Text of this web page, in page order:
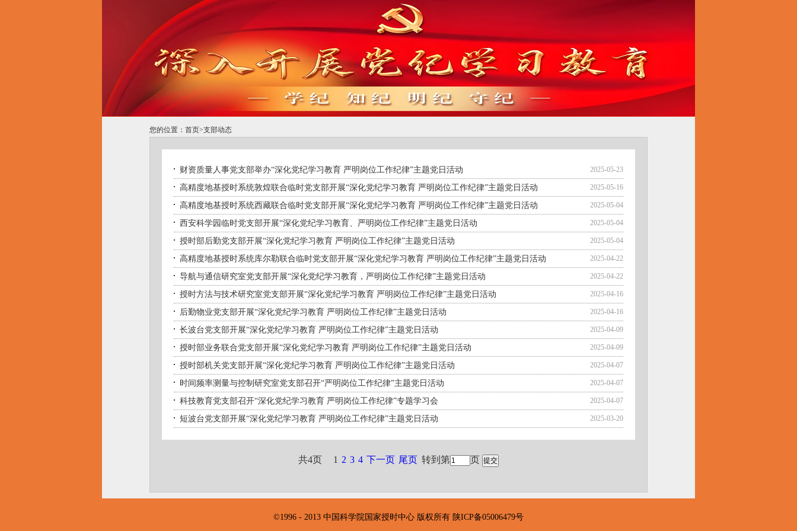
您的位置： 首页>支部动态
2025-05-23
财资质量人事党支部举办“深化党纪学习教育 严明岗位工作纪律”主题党日活动
2025-05-16
高精度地基授时系统敦煌联合临时党支部开展“深化党纪学习教育 严明岗位工作纪律”主题党日活动
2025-05-04
高精度地基授时系统西藏联合临时党支部开展“深化党纪学习教育 严明岗位工作纪律”主题党日活动
2025-05-04
西安科学园临时党支部开展“深化党纪学习教育、严明岗位工作纪律”主题党日活动
2025-05-04
授时部后勤党支部开展“深化党纪学习教育 严明岗位工作纪律”主题党日活动
2025-04-22
高精度地基授时系统库尔勒联合临时党支部开展“深化党纪学习教育 严明岗位工作纪律”主题党日活动
2025-04-22
导航与通信研究室党支部开展“深化党纪学习教育，严明岗位工作纪律”主题党日活动
2025-04-16
授时方法与技术研究室党支部开展“深化党纪学习教育 严明岗位工作纪律”主题党日活动
2025-04-16
后勤物业党支部开展“深化党纪学习教育 严明岗位工作纪律”主题党日活动
2025-04-09
长波台党支部开展“深化党纪学习教育 严明岗位工作纪律”主题党日活动
2025-04-09
授时部业务联合党支部开展“深化党纪学习教育 严明岗位工作纪律”主题党日活动
2025-04-07
授时部机关党支部开展“深化党纪学习教育 严明岗位工作纪律”主题党日活动
2025-04-07
时间频率测量与控制研究室党支部召开“严明岗位工作纪律”主题党日活动
2025-04-07
科技教育党支部召开“深化党纪学习教育 严明岗位工作纪律”专题学习会
2025-03-20
短波台党支部开展“深化党纪学习教育 严明岗位工作纪律”主题党日活动
共4页 1 2 3 4 下一页 尾页 转到第 页
©1996 - 2013 中国科学院国家授时中心 版权所有 陕ICP备05006479号